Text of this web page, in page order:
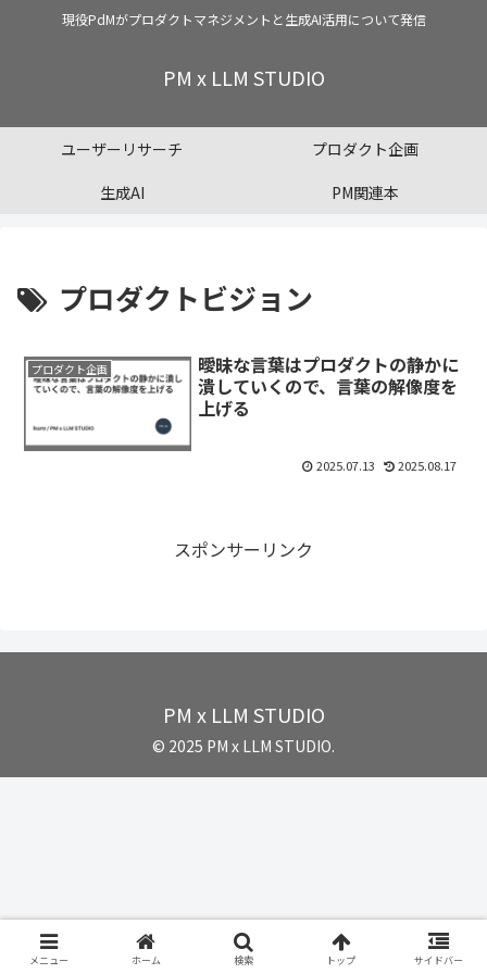
現役PdMがプロダクトマネジメントと生成AI活用について発信
PM x LLM STUDIO
ユーザーリサーチ
プロダクト企画
生成AI
PM関連本
プロダクトビジョン
プロダクト企画
曖昧な言葉はプロダクトの静かに
潰していくので、言葉の解像度を
上げる
2025.07.13 2025.08.17
スポンサーリンク
PM x LLM STUDIO
© 2025 PM x LLM STUDIO.
メニュー ホーム 検索 トップ サイドバー